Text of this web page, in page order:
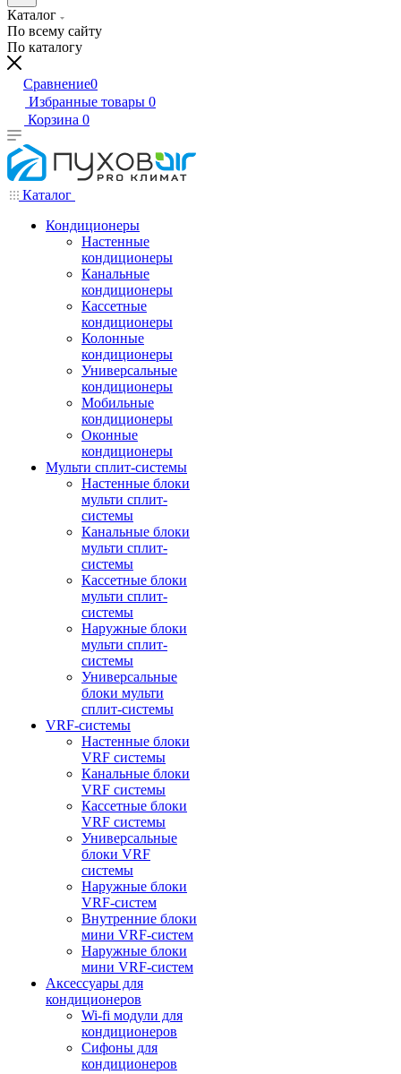
Каталог
По всему сайту
По каталогу
Сравнение0
Избранные товары 0
Корзина 0
Каталог
Кондиционеры
Настенные
кондиционеры
Канальные
кондиционеры
Кассетные
кондиционеры
Колонные
кондиционеры
Универсальные
кондиционеры
Мобильные
кондиционеры
Оконные
кондиционеры
Мульти сплит-системы
Настенные блоки
мульти сплит-
системы
Канальные блоки
мульти сплит-
системы
Кассетные блоки
мульти сплит-
системы
Наружные блоки
мульти сплит-
системы
Универсальные
блоки мульти
сплит-системы
VRF-системы
Настенные блоки
VRF системы
Канальные блоки
VRF системы
Кассетные блоки
VRF системы
Универсальные
блоки VRF
системы
Наружные блоки
VRF-систем
Внутренние блоки
мини VRF-систем
Наружные блоки
мини VRF-систем
Аксессуары для
кондиционеров
Wi-fi модули для
кондиционеров
Сифоны для
кондиционеров